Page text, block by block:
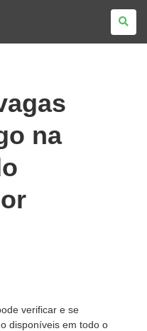
na
verificar e se
disponíveis em todo o